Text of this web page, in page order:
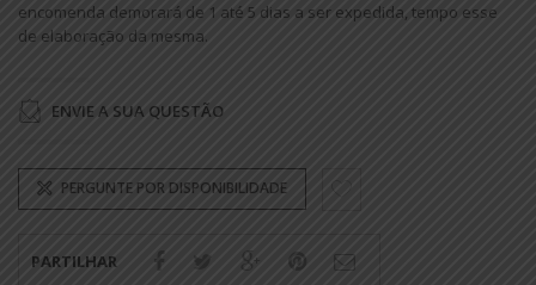
encomenda demorará de 1 até 5 dias a ser expedida, tempo esse
de elaboração da mesma.
ENVIE A SUA QUESTÃO
PERGUNTE POR DISPONIBILIDADE
PARTILHAR